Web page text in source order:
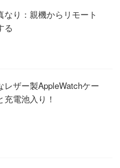
なり：親機からリモート
る
レザー製AppleWatchケー
充電池入り！